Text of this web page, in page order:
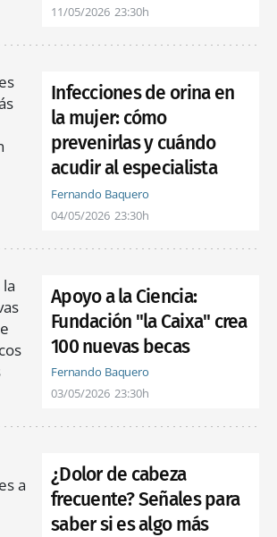
11/05/2026 23:30h
Infecciones de orina en
la mujer: cómo
prevenirlas y cuándo
acudir al especialista
Fernando Baquero
04/05/2026 23:30h
Apoyo a la Ciencia:
Fundación "la Caixa" crea
100 nuevas becas
Fernando Baquero
03/05/2026 23:30h
¿Dolor de cabeza
frecuente? Señales para
saber si es algo más